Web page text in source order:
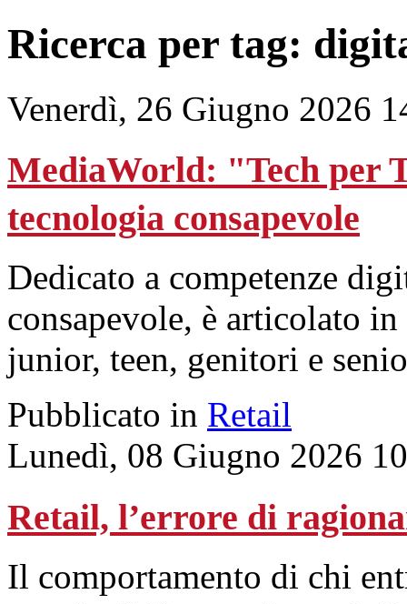
Ricerca per tag:
Venerdì, 26 Giugno 2026
MediaWorld: "Tech per
tecnologia consapevole
Dedicato a competenze
consapevole, è articolato
junior, teen, genitori e
Pubblicato in Retail
Lunedì, 08 Giugno 2026
Retail, l’errore di
Il comportamento di chi